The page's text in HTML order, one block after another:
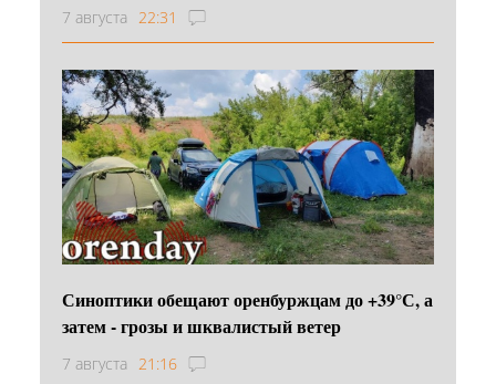
7 августа 22:31
Синоптики обещают оренбуржцам до +39°С, а
затем - грозы и шквалистый ветер
7 августа 21:16